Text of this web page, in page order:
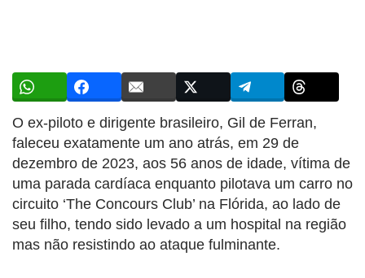
O ex-piloto e dirigente brasileiro, Gil de Ferran,
faleceu exatamente um ano atrás, em 29 de
dezembro de 2023, aos 56 anos de idade, vítima de
uma parada cardíaca enquanto pilotava um carro no
circuito ‘The Concours Club’ na Flórida, ao lado de
seu filho, tendo sido levado a um hospital na região
mas não resistindo ao ataque fulminante.